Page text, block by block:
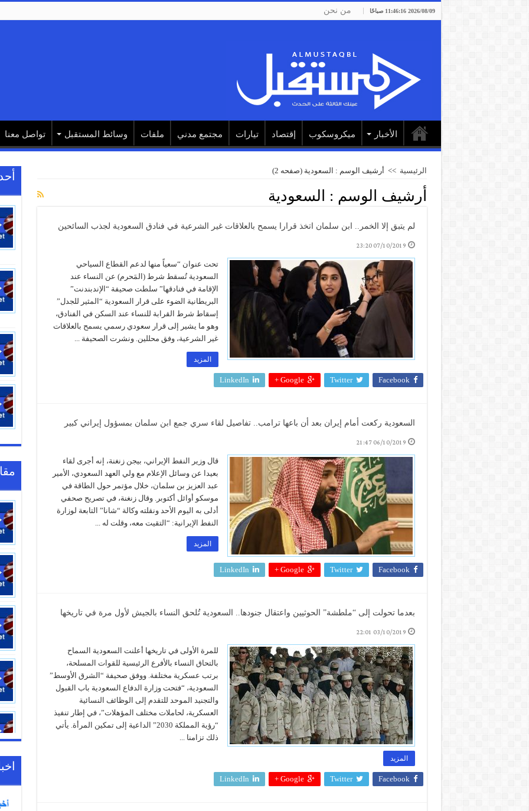
2026/08/09 11:46:16 صباحًا من نحن
الأخبار ميكروسكوب إقتصاد تيارات مجتمع مدني ملفات وسائط المستقبل تواصل معنا
الرئيسية >> أرشيف الوسم : السعودية (صفحه 2)
أرشيف الوسم : السعودية
لم يتبق إلا الخمر.. ابن سلمان اتخذ قرارا يسمح بالعلاقات غير الشرعية في فنادق السعودية لجذب السائحين
07/10/2019 23:20
تحت عنوان “سعياً منها لدعم القطاع السياحي
السعودية تُسقط شرط (المَحرم) عن النساء عند
الإقامة في فنادقها” سلطت صحيفة “الإندبندنت”
البريطانية الضوء على قرار السعودية “المثير للجدل”
إسقاط شرط القرابة للنساء عند السكن في الفنادق،
وهو ما يشير إلى قرار سعودي رسمي يسمح بالعلاقات
غير الشرعية، وفق محللين. ونشرت الصحيفة ...
المزيد
Facebook
Twitter
Google +
LinkedIn
السعودية ركعت أمام إيران بعد أن باعها ترامب.. تفاصيل لقاء سري جمع ابن سلمان بمسؤول إيراني كبير
06/10/2019 21:47
قال وزير النفط الإيراني، بيجن زنغنة، إنه أجرى لقاء
بعيدا عن وسائل الإعلام مع ولي العهد السعودي، الأمير
عبد العزيز بن سلمان، خلال مؤتمر حول الطاقة في
موسكو أوائل أكتوبر. وقال زنغنة، في تصريح صحفي
أدلى به اليوم الأحد ونقلته وكالة “شانا” التابعة لوزارة
النفط الإيرانية: “التقيت معه، وقلت له ...
المزيد
Facebook
Twitter
Google +
LinkedIn
بعدما تحولت إلى “ملطشة” الحوثيين واعتقال جنودها.. السعودية تُلحق النساء بالجيش لأول مرة في تاريخها
03/10/2019 22:01
للمرة الأولى في تاريخها أعلنت السعودية السماح
بالتحاق النساء بالأفرع الرئيسية للقوات المسلحة،
برتب عسكرية مختلفة. ووفق صحيفة “الشرق الأوسط”
السعودية، “فتحت وزارة الدفاع السعودية باب القبول
والتجنيد الموحد للتقدم إلى الوظائف النسائية
العسكرية، لحاملات مختلف المؤهلات”، في إطار تنفيذ
“رؤية المملكة 2030” الداعية إلى تمكين المرأة. يأتي
ذلك تزامنا ...
المزيد
Facebook
Twitter
Google +
LinkedIn